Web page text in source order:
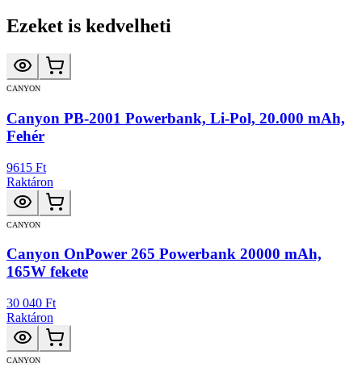
Ezeket is kedvelheti
CANYON
Canyon PB-2001 Powerbank, Li-Pol, 20.000 mAh,
Fehér
9615 Ft
Raktáron
CANYON
Canyon OnPower 265 Powerbank 20000 mAh,
165W fekete
30 040 Ft
Raktáron
CANYON